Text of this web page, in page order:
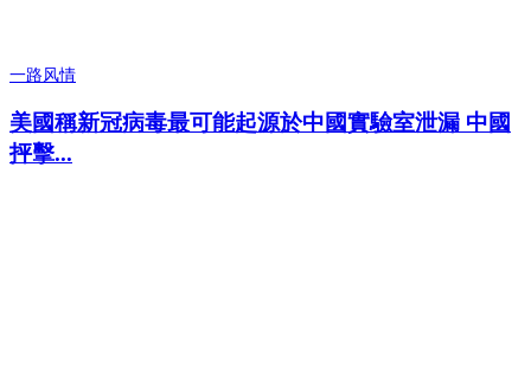
一路风情
美國稱新冠病毒最可能起源於中國實驗室泄漏 中國
抨擊...